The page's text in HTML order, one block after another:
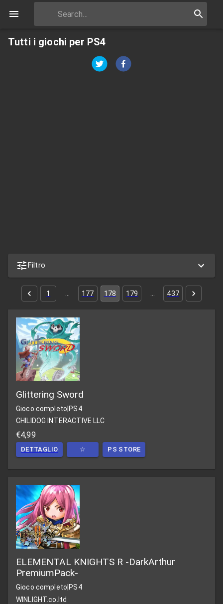
Tutti i giochi per PS4
Filtro
1 177 178 179 437
Glittering Sword
Gioco completo|PS4
CHILIDOG INTERACTIVE LLC
€4,99
DETTAGLIO ☆ PS STORE
ELEMENTAL KNIGHTS R -DarkArthur
PremiumPack-
Gioco completo PS4
WINLIGHT.co.ltd